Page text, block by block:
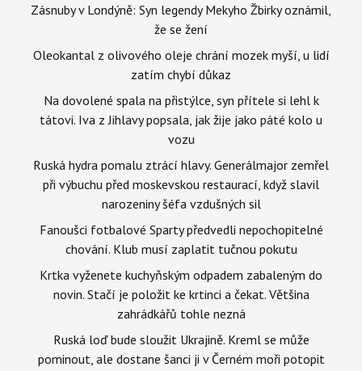
Zásnuby v Londýně: Syn legendy Mekyho Žbirky oznámil,
že se žení
Oleokantal z olivového oleje chrání mozek myší, u lidí
zatím chybí důkaz
Na dovolené spala na přistýlce, syn přítele si lehl k
tátovi. Iva z Jihlavy popsala, jak žije jako páté kolo u
vozu
Ruská hydra pomalu ztrácí hlavy. Generálmajor zemřel
při výbuchu před moskevskou restaurací, když slavil
narozeniny šéfa vzdušných sil
Fanoušci fotbalové Sparty předvedli nepochopitelné
chování. Klub musí zaplatit tučnou pokutu
Krtka vyženete kuchyňským odpadem zabaleným do
novin. Stačí je položit ke krtinci a čekat. Většina
zahrádkářů tohle nezná
Ruská loď bude sloužit Ukrajině. Kreml se může
pominout, ale dostane šanci ji v Černém moři potopit